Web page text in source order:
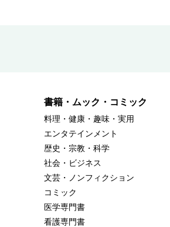
書籍・ムック・コミック
料理・健康・趣味・実用
エンタテインメント
歴史・宗教・科学
社会・ビジネス
文芸・ノンフィクション
コミック
医学専門書
看護専門書